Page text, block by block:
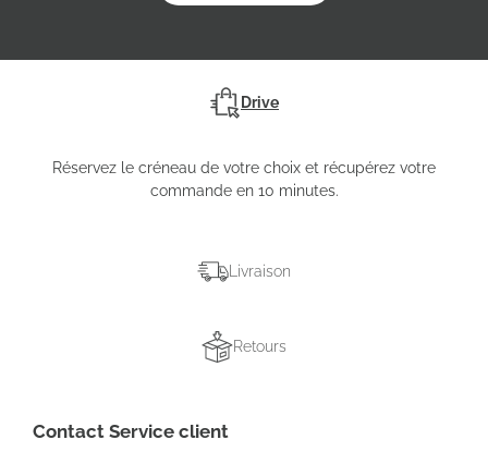
Drive
Livraison
Retours
Réservez le créneau de votre choix et récupérez votre
commande en 10 minutes.
Contact Service client